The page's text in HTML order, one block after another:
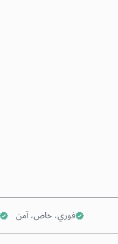
فوري، خاص، آمن